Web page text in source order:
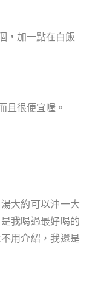
，加一點在白飯
且很便宜喔。
大約可以沖一大
我喝過最好喝的
用介紹，我還是